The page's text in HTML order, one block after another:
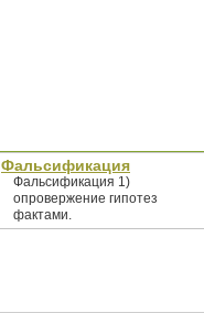
Фальсификация
Фальсификация 1)
опровержение гипотез
фактами.